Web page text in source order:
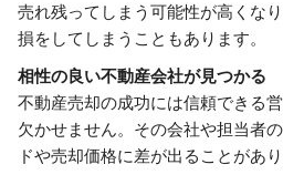
売れ残ってしまう可能性が高くな
損をしてしまうこともあります。
相性の良い不動産会社が見つかる
不動産売却の成功には信頼できる
欠かせません。その会社や担当者
ドや売却価格に差が出ることがあり